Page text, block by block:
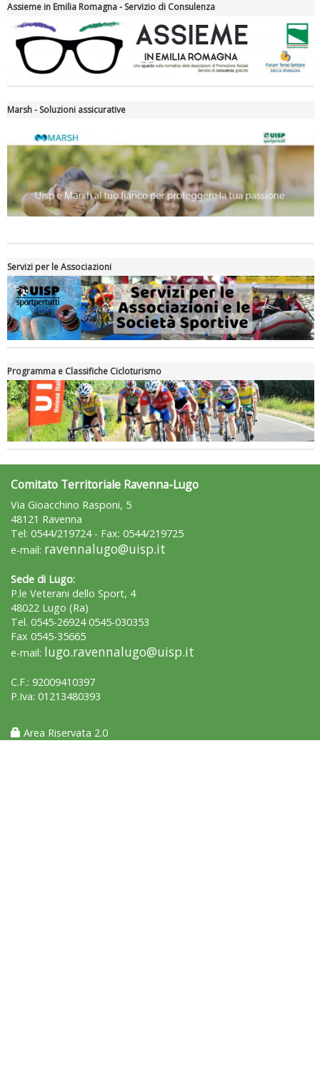
Tiziano Pesce nel Cda di Fondazione Terzjus: prima riunione a
Roma
Assieme in Emilia Romagna - Servizio di Consulenza
Marsh - Soluzioni assicurative
Servizi per le Associazioni
Programma e Classifiche Cicloturismo
Comitato Territoriale Ravenna-Lugo
Via Gioacchino Rasponi, 5
48121 Ravenna
Tel: 0544/219724 - Fax: 0544/219725
e-mail: ravennalugo@uisp.it
Sede di Lugo:
P.le Veterani dello Sport, 4
48022 Lugo (Ra)
Tel. 0545-26924 0545-030353
Fax 0545-35665
e-mail: lugo.ravennalugo@uisp.it
C.F.: 92009410397
P.Iva: 01213480393
Area Riservata 2.0